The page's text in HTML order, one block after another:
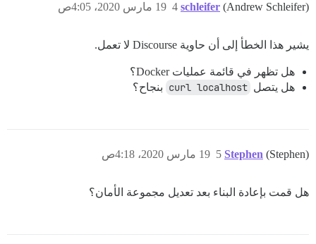
schleifer (Andrew Schleifer) 19 مارس 2020، 4:05ص 4
يشير هذا الخطأ إلى أن حاوية Discourse لا تعمل.
هل تظهر في قائمة عمليات Docker؟
هل يتصل curl localhost بنجاح؟
Stephen (Stephen) 19 مارس 2020، 4:18ص 5
هل قمت بإعادة البناء بعد تعديل مجموعة الأمان؟